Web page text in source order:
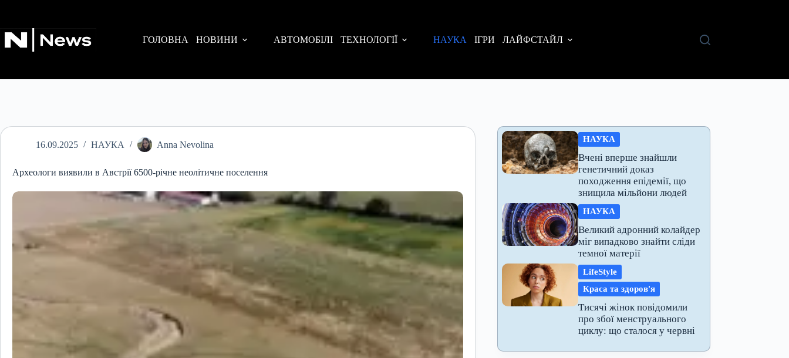
ГОЛОВНА
НОВИНИ АВТОМОБІЛІ ТЕХНОЛОГІЇ НАУКА ІГРИ ЛАЙФСТАЙЛ
16.09.2025 НАУКА Anna Nevolina
Археологи виявили в Австрії 6500-річне неолітичне поселення
НАУКА
Вчені вперше знайшли
генетичний доказ
походження епідемії, що
знищила мільйони людей
НАУКА
Великий адронний колайдер
міг випадково знайти сліди
темної матерії
LifeStyle
Краса та здоров'я
Тисячі жінок повідомили
про збої менструального
циклу: що сталося у червні